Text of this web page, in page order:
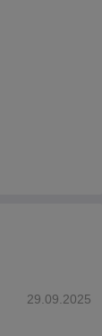
29.09.2025